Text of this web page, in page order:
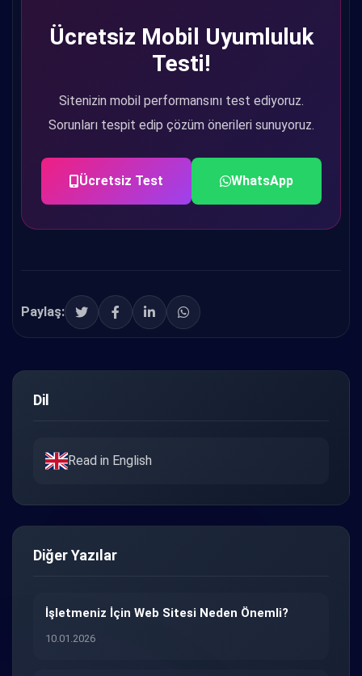
Ücretsiz Mobil Uyumluluk
Testi!
Sitenizin mobil performansını test ediyoruz.
Sorunları tespit edip çözüm önerileri sunuyoruz.
Ücretsiz Test WhatsApp
Paylaş:
Dil
Read in English
Diğer Yazılar
İşletmeniz İçin Web Sitesi Neden Önemli?
10.01.2026